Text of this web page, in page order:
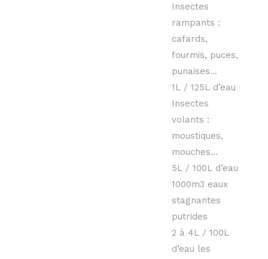
Insectes
rampants :
cafards,
fourmis, puces,
punaises…
1L / 125L d’eau
Insectes
volants :
moustiques,
mouches…
5L / 100L d’eau
1000m3 eaux
stagnantes
putrides
2 à 4L / 100L
d’eau les